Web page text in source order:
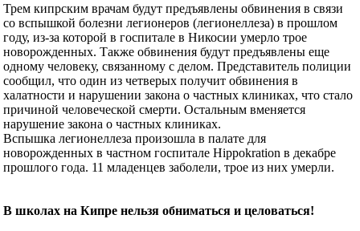
Трем кипрским врачам будут предъявлены обвинения в связи
со вспышкой болезни легионеров (легионеллеза) в прошлом
году, из-за которой в госпитале в Никосии умерло трое
новорожденных. Также обвинения будут предъявлены еще
одному человеку, связанному с делом. Представитель полиции
сообщил, что один из четверых получит обвинения в
халатности и нарушении закона о частных клиниках, что стало
причиной человеческой смерти. Остальным вменяется
нарушение закона о частных клиниках.
Вспышка легионеллеза произошла в палате для
новорожденных в частном госпитале Hippokration в декабре
прошлого года. 11 младенцев заболели, трое из них умерли.
В школах на Кипре нельзя обниматься и целоваться!